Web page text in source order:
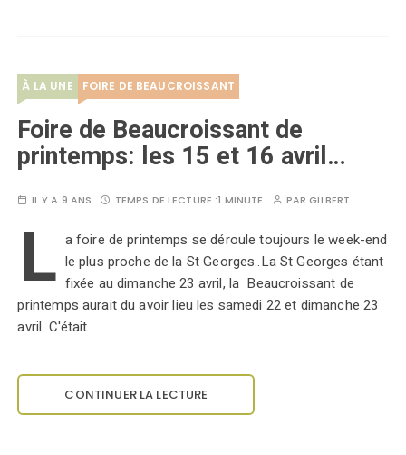
À LA UNE FOIRE DE BEAUCROISSANT
Foire de Beaucroissant de
printemps: les 15 et 16 avril…
IL Y A 9 ANS TEMPS DE LECTURE :1 MINUTE PARGILBERT
L a foire de printemps se déroule toujours le week-end
le plus proche de la St Georges..La St Georges étant
fixée au dimanche 23 avril, la Beaucroissant de
printemps aurait du avoir lieu les samedi 22 et dimanche 23
avril. C'était…
CONTINUER LA LECTURE